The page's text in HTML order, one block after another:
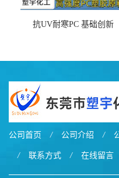
抗UV耐寒PC 基础创新
公司首页 / 公司介绍 /
/ 联系方式 / 在线留言